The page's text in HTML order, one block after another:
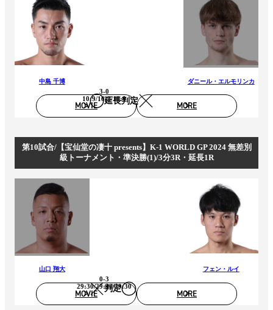
中島 千博
延長判定
3-0
10:9/10:9/10:9
ダニール・エルモリンカ
MOVIE MORE
第10試合/【宝仙堂の凄十 presents】K-1 WORLD GP 2024 無差別
級トーナメント・準決勝(1)/3分3R・延長1R
山口 翔大
判定
0-3
29:30/29:30/29:30
フェン・ルイ
MOVIE MORE